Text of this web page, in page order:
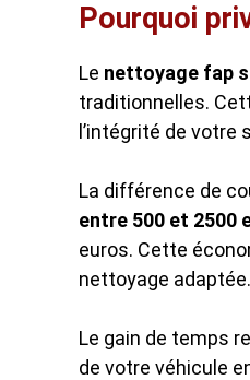
Pourquoi
Le nettoyage fap
traditionnelles.
l’intégrité de votre
La différence de
entre 500 et 2500
euros. Cette
nettoyage adaptée.
Le gain de temps
de votre véhicule